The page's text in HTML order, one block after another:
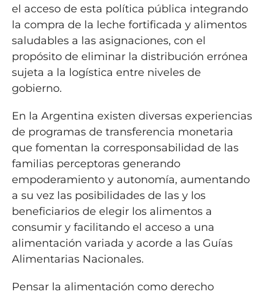
el acceso de esta política pública integrando
la compra de la leche fortificada y alimentos
saludables a las asignaciones, con el
propósito de eliminar la distribución errónea
sujeta a la logística entre niveles de
gobierno.
En la Argentina existen diversas experiencias
de programas de transferencia monetaria
que fomentan la corresponsabilidad de las
familias perceptoras generando
empoderamiento y autonomía, aumentando
a su vez las posibilidades de las y los
beneficiarios de elegir los alimentos a
consumir y facilitando el acceso a una
alimentación variada y acorde a las Guías
Alimentarias Nacionales.
Pensar la alimentación como derecho